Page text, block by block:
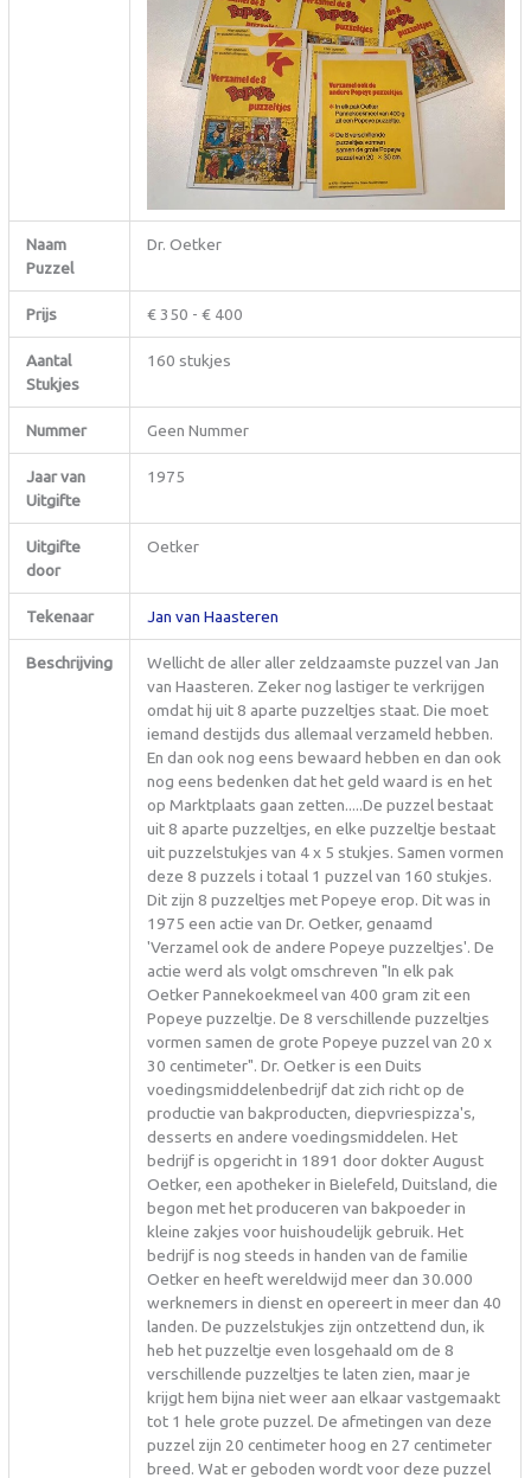
Naam
Puzzel
Dr. Oetker
Prijs € 350 - € 400
Aantal
Stukjes
160 stukjes
Nummer Geen Nummer
Jaar van
Uitgifte
1975
Uitgifte
door
Oetker
Tekenaar Jan van Haasteren
Beschrijving
Wellicht de aller aller zeldzaamste puzzel van Jan
van Haasteren. Zeker nog lastiger te verkrijgen
omdat hij uit 8 aparte puzzeltjes staat. Die moet
iemand destijds dus allemaal verzameld hebben.
En dan ook nog eens bewaard hebben en dan ook
nog eens bedenken dat het geld waard is en het
op Marktplaats gaan zetten.....De puzzel bestaat
uit 8 aparte puzzeltjes, en elke puzzeltje bestaat
uit puzzelstukjes van 4 x 5 stukjes. Samen vormen
deze 8 puzzels i totaal 1 puzzel van 160 stukjes.
Dit zijn 8 puzzeltjes met Popeye erop. Dit was in
1975 een actie van Dr. Oetker, genaamd
'Verzamel ook de andere Popeye puzzeltjes'. De
actie werd als volgt omschreven "In elk pak
Oetker Pannekoekmeel van 400 gram zit een
Popeye puzzeltje. De 8 verschillende puzzeltjes
vormen samen de grote Popeye puzzel van 20 x
30 centimeter". Dr. Oetker is een Duits
voedingsmiddelenbedrijf dat zich richt op de
productie van bakproducten, diepvriespizza's,
desserts en andere voedingsmiddelen. Het
bedrijf is opgericht in 1891 door dokter August
Oetker, een apotheker in Bielefeld, Duitsland, die
begon met het produceren van bakpoeder in
kleine zakjes voor huishoudelijk gebruik. Het
bedrijf is nog steeds in handen van de familie
Oetker en heeft wereldwijd meer dan 30.000
werknemers in dienst en opereert in meer dan 40
landen. De puzzelstukjes zijn ontzettend dun, ik
heb het puzzeltje even losgehaald om de 8
verschillende puzzeltjes te laten zien, maar je
krijgt hem bijna niet weer aan elkaar vastgemaakt
tot 1 hele grote puzzel. De afmetingen van deze
puzzel zijn 20 centimeter hoog en 27 centimeter
breed. Wat er geboden wordt voor deze puzzel